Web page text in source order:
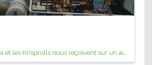
les Krisprolls nous reçoivent sur un air d'ABBA